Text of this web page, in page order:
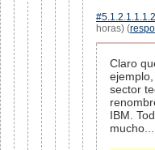
#5.1.2.1.1.1.2
horas) (
Claro
sector
IBM.
mucho...